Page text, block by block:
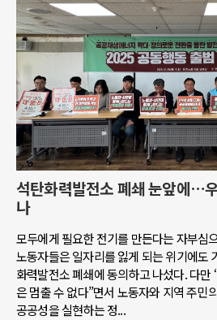
석탄화력발전소 폐쇄 눈앞에…
나
모두에게 필요한 전기를 만든다는 자부심
노동자들은 일자리를 잃게 되는 위기에도
화력발전소 폐쇄에 동의하고 나섰다. 다만
은 멈출 수 없다”면서 노동자와 지역 주민
공공성을 실현하는 정...